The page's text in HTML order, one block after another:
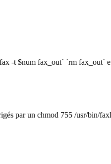
t $num fax_out` `rm fax_out`
par un chmod 755 /usr/bin/